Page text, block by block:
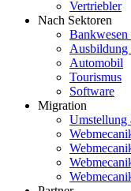
Vertriebler
Nach Sektoren
Bankwesen
Automobil
Tourismus
Software
Migration
Umstellung